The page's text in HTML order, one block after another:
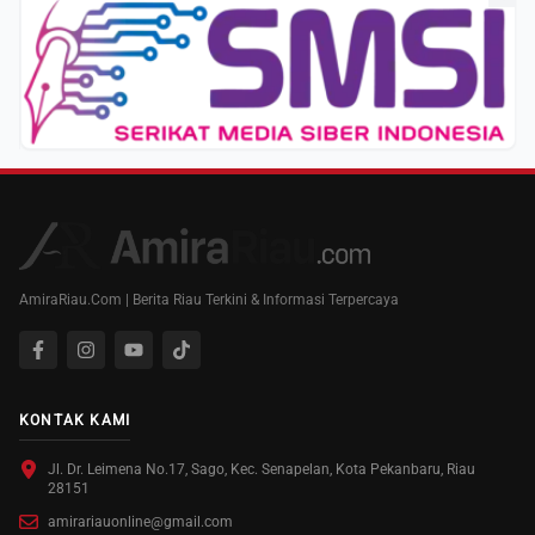
AmiraRiau.Com | Berita Riau Terkini & Informasi Terpercaya
KONTAK KAMI
Jl. Dr. Leimena No.17, Sago, Kec. Senapelan, Kota Pekanbaru, Riau
28151
amirariauonline@gmail.com